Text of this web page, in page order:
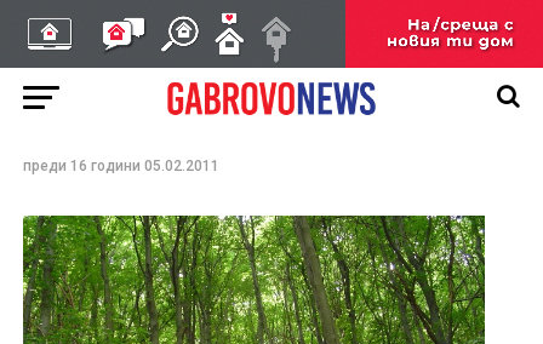
Изложба – посветена на
Международната година
на горите
преди 16 години 05.02.2011